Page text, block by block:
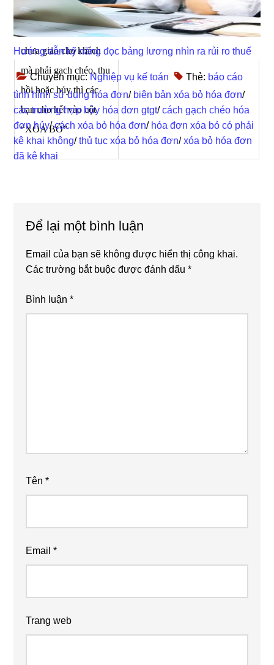
đã xé hay chưa xé khỏi
cuống, dù đã giao hay
chưa giao cho khách
mà phải gạch chéo, thu
hồi hoặc hủy thì các
bạn cho hết vào cột
“XÓA BỎ”
Hướng dẫn kỹ năng đọc bảng lương nhìn ra rủi ro thuế
Chuyên mục:Nghiệp vụ kế toán Thẻ: báo cáo
tình hình sử dụng hóa đơn/ biên bản xóa bỏ hóa đơn/
các trường hợp hủy hóa đơn gtgt/cách gạch chéo hóa
đơn hủy/cách xóa bỏ hóa đơn/ hóa đơn xóa bỏ có phải
kê khai không/thủ tục xóa bỏ hóa đơn/xóa bỏ hóa đơn
đã kê khai
Interactions
Để lại một bình luận
Email của bạn sẽ không được hiển thị công khai.
Các trường bắt buộc được đánh dấu*
Bình luận*
Tên*
Email*
Trang web